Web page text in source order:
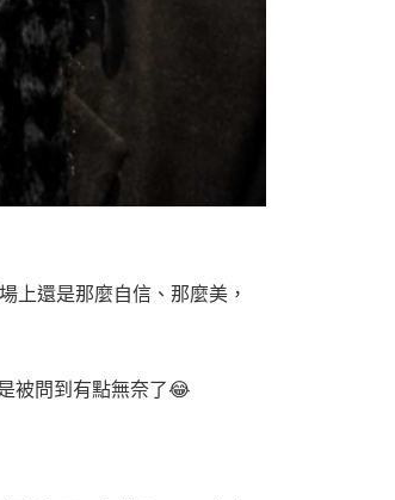
上還是那麼自信、那麼美，
被問到有點無奈了😂